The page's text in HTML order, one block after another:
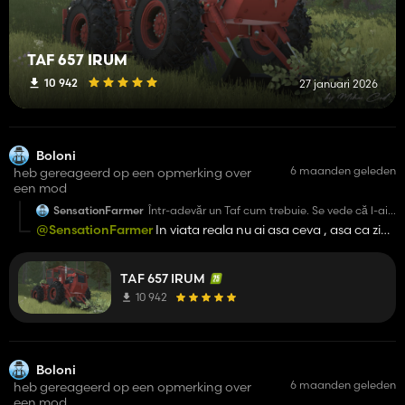
TAF 657 IRUM
10 942 27 januari 2026
Boloni
heb gereageerd op een opmerking over
een mod
6 maanden geleden
SensationFarmer Într-adevăr un Taf cum trebuie. Se vede că l-ai
făcut cu pasiune! Îți mulțumesc pentru munca
ta și pentru că l-ai împărtășit cu toată
Dacă s-ar putea muta mai jos atașatorul de
conectoarele pentru furtunurile hidraulice ar fi
---=EN=---A really great Taf! It feels that you've
@SensationFarmerIn viata reala nu ai asa ceva , asa ca zic
TAF 657 IRUM
10 942
Boloni
heb gereageerd op een opmerking over
6 maanden geleden